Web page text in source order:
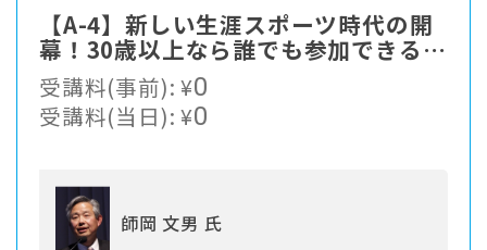
【A-4】新しい生涯スポーツ時代の開
幕！30歳以上なら誰でも参加できるワ
ールドマスターズゲームズ関西
（2027年5月）がもたらすもの
受講料(事前):¥0
受講料(当日):¥0
師岡 文男 氏